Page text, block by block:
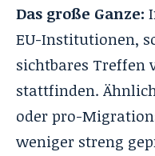
Das große Ganze:
EU-Institutionen,
sichtbares Treffen
stattfinden.
oder pro-
weniger streng